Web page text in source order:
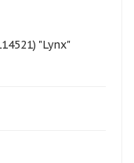
"Lynx"